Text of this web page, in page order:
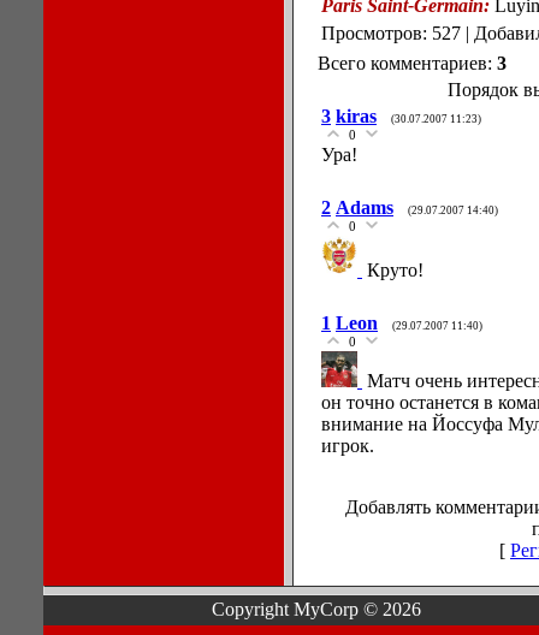
Paris Saint-Germain:
Просмотров: 527 |
Всего комментариев: 3
Порядок
3 kiras (30.07.2007 11:23)
0
Ура!
2 Adams (29.07.2007 14:40)
0
Круто!
1 Leon (29.07.2007 11:40)
0
Матч очень
он точно останется в
внимание на Йоссуфа
игрок.
Добавлять
[
Copyright MyCorp © 2026